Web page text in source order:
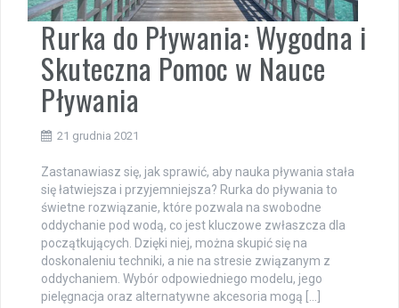
Rurka do Pływania: Wygodna i
Skuteczna Pomoc w Nauce
Pływania
21 grudnia 2021
Zastanawiasz się, jak sprawić, aby nauka pływania stała
się łatwiejsza i przyjemniejsza? Rurka do pływania to
świetne rozwiązanie, które pozwala na swobodne
oddychanie pod wodą, co jest kluczowe zwłaszcza dla
początkujących. Dzięki niej, można skupić się na
doskonaleniu techniki, a nie na stresie związanym z
oddychaniem. Wybór odpowiedniego modelu, jego
pielęgnacja oraz alternatywne akcesoria mogą […]